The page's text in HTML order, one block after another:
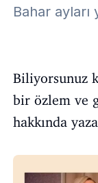
Bahar ayları
Biliyorsunuz
bir özlem ve
hakkında